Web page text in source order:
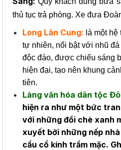
thủ tục trả phòng. Xe đưa
Long Lân Cung: là một
tự nhiên, nổi bật với nhũ
độc đáo, được chiếu sáng
hiện đại, tạo nên khung
tiên.
Làng văn hóa dân tộc
hiện ra như một bức
với những đồi chè xanh
xuyết bởi những nếp
cầu cổ kính trầm mặc.